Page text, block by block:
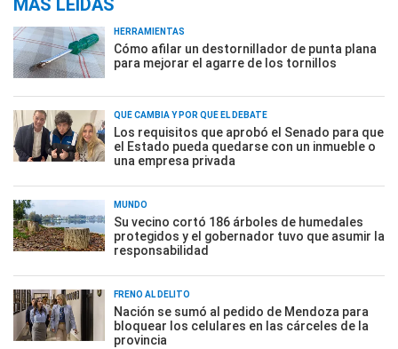
MÁS LEÍDAS
HERRAMIENTAS
Cómo afilar un destornillador de punta plana
para mejorar el agarre de los tornillos
QUÉ CAMBIA Y POR QUÉ EL DEBATE
Los requisitos que aprobó el Senado para que
el Estado pueda quedarse con un inmueble o
una empresa privada
MUNDO
Su vecino cortó 186 árboles de humedales
protegidos y el gobernador tuvo que asumir la
responsabilidad
FRENO AL DELITO
Nación se sumó al pedido de Mendoza para
bloquear los celulares en las cárceles de la
provincia